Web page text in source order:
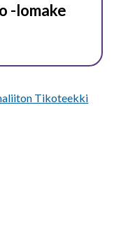
-lomake
Tikoteekki